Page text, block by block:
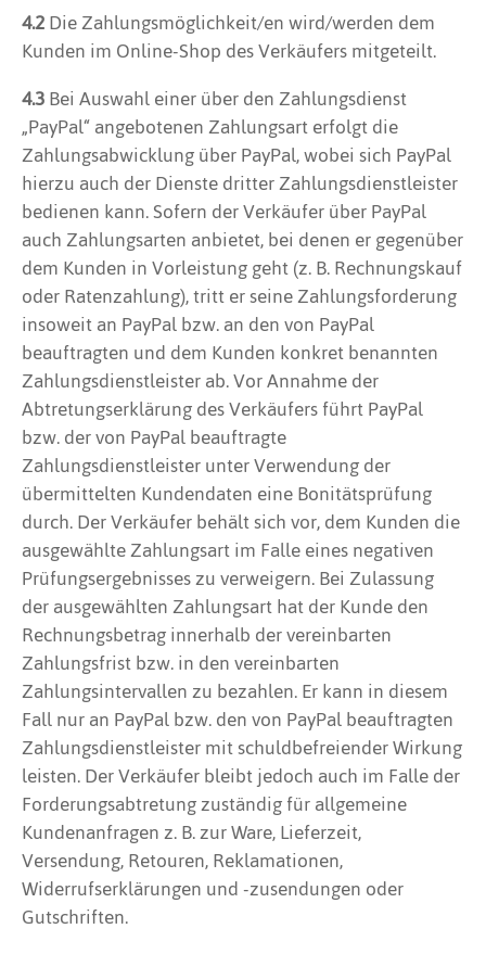
4.2Die Zahlungsmöglichkeit/en wird/werden dem
Kunden im Online-Shop des Verkäufers mitgeteilt.
4.3Bei Auswahl einer über den Zahlungsdienst
„PayPal“ angebotenen Zahlungsart erfolgt die
Zahlungsabwicklung über PayPal, wobei sich PayPal
hierzu auch der Dienste dritter Zahlungsdienstleister
bedienen kann. Sofern der Verkäufer über PayPal
auch Zahlungsarten anbietet, bei denen er gegenüber
dem Kunden in Vorleistung geht (z. B. Rechnungskauf
oder Ratenzahlung), tritt er seine Zahlungsforderung
insoweit an PayPal bzw. an den von PayPal
beauftragten und dem Kunden konkret benannten
Zahlungsdienstleister ab. Vor Annahme der
Abtretungserklärung des Verkäufers führt PayPal
bzw. der von PayPal beauftragte
Zahlungsdienstleister unter Verwendung der
übermittelten Kundendaten eine Bonitätsprüfung
durch. Der Verkäufer behält sich vor, dem Kunden die
ausgewählte Zahlungsart im Falle eines negativen
Prüfungsergebnisses zu verweigern. Bei Zulassung
der ausgewählten Zahlungsart hat der Kunde den
Rechnungsbetrag innerhalb der vereinbarten
Zahlungsfrist bzw. in den vereinbarten
Zahlungsintervallen zu bezahlen. Er kann in diesem
Fall nur an PayPal bzw. den von PayPal beauftragten
Zahlungsdienstleister mit schuldbefreiender Wirkung
leisten. Der Verkäufer bleibt jedoch auch im Falle der
Forderungsabtretung zuständig für allgemeine
Kundenanfragen z. B. zur Ware, Lieferzeit,
Versendung, Retouren, Reklamationen,
Widerrufserklärungen und -zusendungen oder
Gutschriften.